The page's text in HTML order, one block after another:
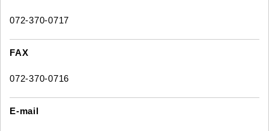
072-370-0717
FAX
072-370-0716
E-mail